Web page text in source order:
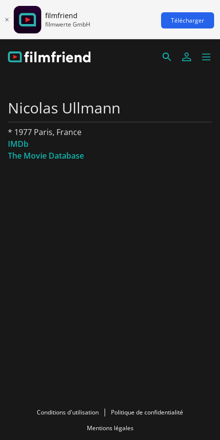
filmfriend
filmwerte GmbH Télécharger
Nicolas Ullmann
* 1977 Paris, France
IMDb
The Movie Database
Conditions d'utilisation
Politique de confidentialité
Mentions légales